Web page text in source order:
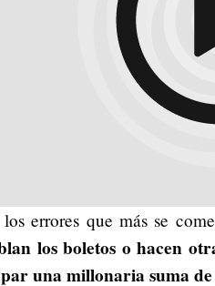
errores que más se
los boletos o hacen
una millonaria suma